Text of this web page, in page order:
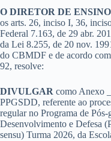
O DIRETOR DE ENSINO
os arts. 26, inciso I, 36,
Federal 7.163, de 29 abr.
da Lei 8.255, de 20 nov.
do CBMDF e de acordo
92, resolve:
DIVULGAR como Anexo
PPGSDD, referente ao
regular no Programa de Pós-
Desenvolvimento e Defesa
sensu) Turma 2026, da